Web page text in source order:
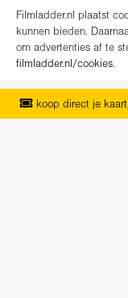
Filmladder.nl plaatst
kunnen bieden.
om advertenties af te
filmladder.nl/cookies.
koop direct je
het